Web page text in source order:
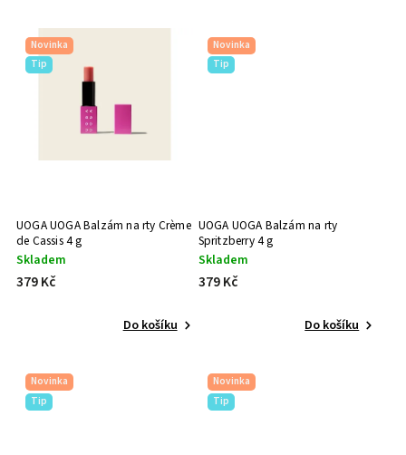
Novinka
Tip
UOGA UOGA Balzám na rty Crème
de Cassis 4 g
Skladem
379 Kč
Do košíku
Novinka
Tip
UOGA UOGA Balzám na rty
Spritzberry 4 g
Skladem
379 Kč
Do košíku
Novinka
Tip
Novinka
Tip